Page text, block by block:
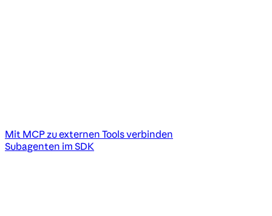
Mit MCP zu externen Tools verbinden
Subagenten im SDK